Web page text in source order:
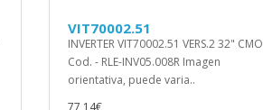
VIT70002.51
INVERTER VIT70002.51 VERS.2 32" CMO
Cod. - RLE-INV05.008R Imagen
orientativa, puede varia..
77,14€